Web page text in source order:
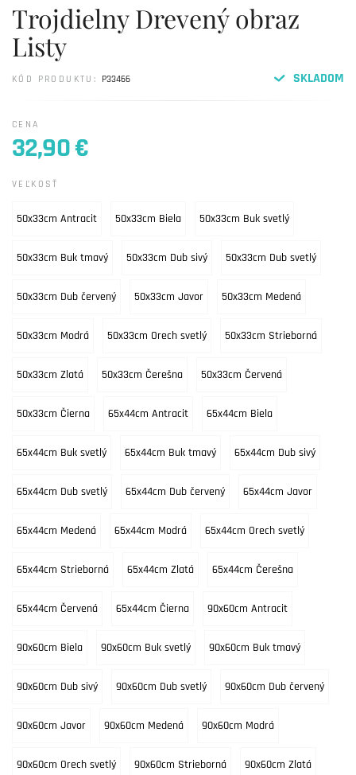
Trojdielny Drevený obraz
Listy
SKLADOM
KÓD PRODUKTU: P33466
CENA
32,90 €
VEĽKOSŤ
50x33cm Antracit 50x33cm Biela 50x33cm Buk svetlý
50x33cm Buk tmavý 50x33cm Dub sivý 50x33cm Dub svetlý
50x33cm Dub červený 50x33cm Javor 50x33cm Medená
50x33cm Modrá 50x33cm Orech svetlý 50x33cm Strieborná
50x33cm Zlatá 50x33cm Čerešna 50x33cm Červená
50x33cm Čierna 65x44cm Antracit 65x44cm Biela
65x44cm Buk svetlý 65x44cm Buk tmavý 65x44cm Dub sivý
65x44cm Dub svetlý 65x44cm Dub červený 65x44cm Javor
65x44cm Medená 65x44cm Modrá 65x44cm Orech svetlý
65x44cm Strieborná 65x44cm Zlatá 65x44cm Čerešna
65x44cm Červená 65x44cm Čierna 90x60cm Antracit
90x60cm Biela 90x60cm Buk svetlý 90x60cm Buk tmavý
90x60cm Dub sivý 90x60cm Dub svetlý 90x60cm Dub červený
90x60cm Javor 90x60cm Medená 90x60cm Modrá
90x60cm Orech svetlý 90x60cm Strieborná 90x60cm Zlatá